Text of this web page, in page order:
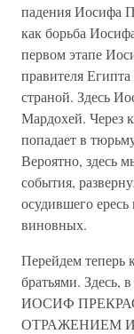
падения Иосифа
как борьба
первом этапе
правителя
страной. Здесь
Мардохей. Через
попадает в
Вероятно, здесь
события,
осудившего
виновных.
Перейдем теперь
братьями. Здесь,
ИОСИФ
ОТРАЖЕНИЕМ